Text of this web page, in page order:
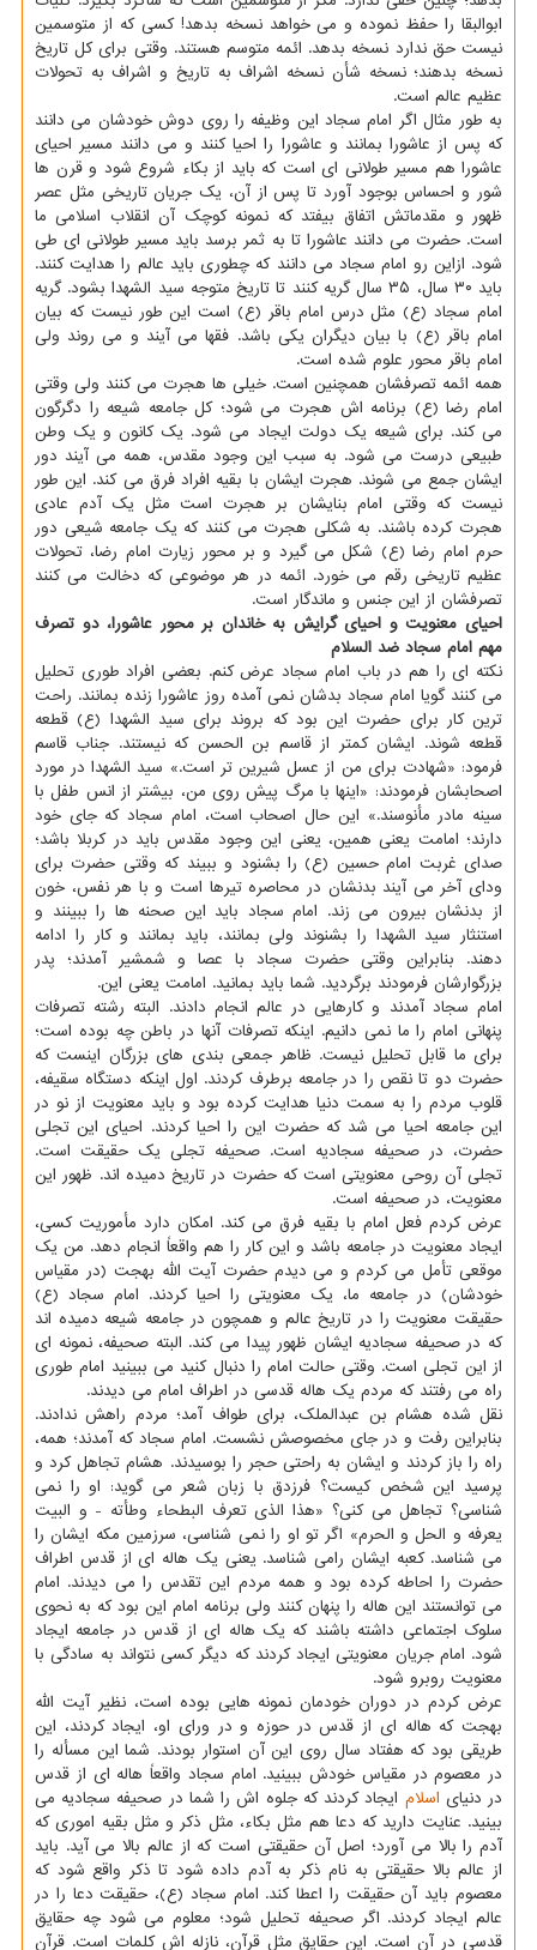
ابوالبقا را حفظ نموده و می خواهد نسخه بدهد! کسی که از متوسمین
نیست حق ندارد نسخه بدهد. ائمه متوسم هستند. وقتی برای کل تاریخ
نسخه بدهند؛ نسخه شأن نسخه اشراف به تاریخ و اشراف به تحولات
عظیم عالم است.
به طور مثال اگر امام سجاد این وظیفه را روی دوش خودشان می دانند
که پس از عاشورا بمانند و عاشورا را احیا کنند و می دانند مسیر احیای
عاشورا هم مسیر طولانی ای است که باید از بکاء شروع شود و قرن ها
شور و احساس بوجود آورد تا پس از آن، یک جریان تاریخی مثل عصر
ظهور و مقدماتش اتفاق بیفتد که نمونه کوچک آن انقلاب اسلامی ما
است. حضرت می دانند عاشورا تا به ثمر برسد باید مسیر طولانی ای طی
شود. ازاین رو امام سجاد می دانند که چطوری باید عالم را هدایت کنند.
باید ۳۰ سال، ۳۵ سال گریه کنند تا تاریخ متوجه سید الشهدا بشود. گریه
امام سجاد (ع) مثل درس امام باقر (ع) است این طور نیست که بیان
امام باقر (ع) با بیان دیگران یکی باشد. فقها می آیند و می روند ولی
امام باقر محور علوم شده است.
همه ائمه تصرفشان همچنین است. خیلی ها هجرت می کنند ولی وقتی
امام رضا (ع) برنامه اش هجرت می شود؛ کل جامعه شیعه را دگرگون
می کند. برای شیعه یک دولت ایجاد می شود. یک کانون و یک وطن
طبیعی درست می شود. به سبب این وجود مقدس، همه می آیند دور
ایشان جمع می شوند. هجرت ایشان با بقیه افراد فرق می کند. این طور
نیست که وقتی امام بنایشان بر هجرت است مثل یک آدم عادی
هجرت کرده باشند. به شکلی هجرت می کنند که یک جامعه شیعی دور
حرم امام رضا (ع) شکل می گیرد و بر محور زیارت امام رضا، تحولات
عظیم تاریخی رقم می خورد. ائمه در هر موضوعی که دخالت می کنند
تصرفشان از این جنس و ماندگار است.
احیای معنویت و احیای گرایش به خاندان بر محور عاشورا، دو تصرف
مهم امام سجاد ضد السلام
نکته ای را هم در باب امام سجاد عرض کنم. بعضی افراد طوری تحلیل
می کنند گویا امام سجاد بدشان نمی آمده روز عاشورا زنده بمانند. راحت
ترین کار برای حضرت این بود که بروند برای سید الشهدا (ع) قطعه
قطعه شوند. ایشان کمتر از قاسم بن الحسن که نیستند. جناب قاسم
فرمود: «شهادت برای من از عسل شیرین تر است.» سید الشهدا در مورد
اصحابشان فرمودند: «اینها با مرگ پیش روی من، بیشتر از انس طفل با
سینه مادر مأنوسند.» این حال اصحاب است، امام سجاد که جای خود
دارند؛ امامت یعنی همین، یعنی این وجود مقدس باید در کربلا باشد؛
صدای غربت امام حسین (ع) را بشنود و ببیند که وقتی حضرت برای
ودای آخر می آیند بدنشان در محاصره تیرها است و با هر نفس، خون
از بدنشان بیرون می زند. امام سجاد باید این صحنه ها را ببینند و
استنثار سید الشهدا را بشنوند ولی بمانند، باید بمانند و کار را ادامه
دهند. بنابراین وقتی حضرت سجاد با عصا و شمشیر آمدند؛ پدر
بزرگوارشان فرمودند برگردید. شما باید بمانید. امامت یعنی این.
امام سجاد آمدند و کارهایی در عالم انجام دادند. البته رشته تصرفات
پنهانی امام را ما نمی دانیم. اینکه تصرفات آنها در باطن چه بوده است؛
برای ما قابل تحلیل نیست. ظاهر جمعی بندی های بزرگان اینست که
حضرت دو تا نقص را در جامعه برطرف کردند. اول اینکه دستگاه سقیفه،
قلوب مردم را به سمت دنیا هدایت کرده بود و باید معنویت از نو در
این جامعه احیا می شد که حضرت این را احیا کردند. احیای این تجلی
حضرت، در صحیفه سجادیه است. صحیفه تجلی یک حقیقت است.
تجلی آن روحی معنویتی است که حضرت در تاریخ دمیده اند. ظهور این
معنویت، در صحیفه است.
عرض کردم فعل امام با بقیه فرق می کند. امکان دارد مأموریت کسی،
ایجاد معنویت در جامعه باشد و این کار را هم واقعاً انجام دهد. من یک
موقعی تأمل می کردم و می دیدم حضرت آیت الله بهجت (در مقیاس
خودشان) در جامعه ما، یک معنویتی را احیا کردند. امام سجاد (ع)
حقیقت معنویت را در تاریخ عالم و همچون در جامعه شیعه دمیده اند
که در صحیفه سجادیه ایشان ظهور پیدا می کند. البته صحیفه، نمونه ای
از این تجلی است. وقتی حالت امام را دنبال کنید می ببینید امام طوری
راه می رفتند که مردم یک هاله قدسی در اطراف امام می دیدند.
نقل شده هشام بن عبدالملک، برای طواف آمد؛ مردم راهش ندادند.
بنابراین رفت و در جای مخصوصش نشست. امام سجاد که آمدند؛ همه،
راه را باز کردند و ایشان به راحتی حجر را بوسیدند. هشام تجاهل کرد و
پرسید این شخص کیست؟ فرزدق با زبان شعر می گوید: او را نمی
شناسی؟ تجاهل می کنی؟ «هذا الذی تعرف البطحاء وطأته - و البیت
یعرفه و الحل و الحرم» اگر تو او را نمی شناسی، سرزمین مکه ایشان را
می شناسد. کعبه ایشان رامی شناسد. یعنی یک هاله ای از قدس اطراف
حضرت را احاطه کرده بود و همه مردم این تقدس را می دیدند. امام
می توانستند این هاله را پنهان کنند ولی برنامه امام این بود که به نحوی
سلوک اجتماعی داشته باشند که یک هاله ای از قدس در جامعه ایجاد
شود. امام جریان معنویتی ایجاد کردند که دیگر کسی نتواند به سادگی با
معنویت روبرو شود.
عرض کردم در دوران خودمان نمونه هایی بوده است، نظیر آیت الله
بهجت که هاله ای از قدس در حوزه و در ورای او، ایجاد کردند، این
طریقی بود که هفتاد سال روی این آن استوار بودند. شما این مسأله را
در معصوم در مقیاس خودش ببینید. امام سجاد واقعاً هاله ای از قدس
در دنیای اسلام ایجاد کردند که جلوه اش را شما در صحیفه سجادیه می
بینید. عنایت دارید که دعا هم مثل بکاء، مثل ذکر و مثل بقیه اموری که
آدم را بالا می آورد؛ اصل آن حقیقتی است که از عالم بالا می آید. باید
از عالم بالا حقیقتی به نام ذکر به آدم داده شود تا ذکر واقع شود که
معصوم باید آن حقیقت را اعطا کند. امام سجاد (ع)، حقیقت دعا را در
عالم ایجاد کردند. اگر صحیفه تحلیل شود؛ معلوم می شود چه حقایق
قدسی در آن است. این حقایق مثل قرآن، نازله اش کلمات است. قرآن